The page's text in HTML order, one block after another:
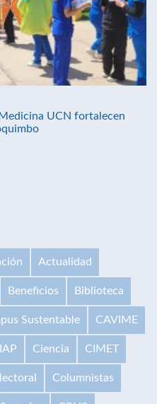
UCN fortalecen
Actualidad
Beneficios Biblioteca
Sustentable CAVIME
Ciencia CIMET
Columnistas